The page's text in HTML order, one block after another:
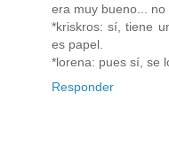
era muy bueno...
*kriskros: sí, tiene
es papel.
*lorena: pues sí, se
Responder